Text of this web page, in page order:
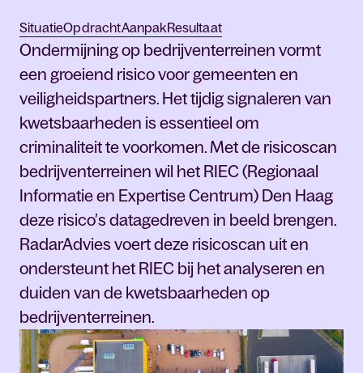
SituatieOpdrachtAanpakResultaat
Ondermijning op bedrijventerreinen vormt
een groeiend risico voor gemeenten en
veiligheidspartners. Het tijdig signaleren van
kwetsbaarheden is essentieel om
criminaliteit te voorkomen. Met de risicoscan
bedrijventerreinen wil het RIEC (Regionaal
Informatie en Expertise Centrum) Den Haag
deze risico’s datagedreven in beeld brengen.
RadarAdvies voert deze risicoscan uit en
ondersteunt het RIEC bij het analyseren en
duiden van de kwetsbaarheden op
bedrijventerreinen.